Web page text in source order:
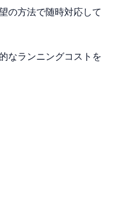
の方法で随時対応して
なランニングコストを